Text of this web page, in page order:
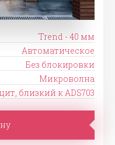
Trend - 40 мм
Автоматическое
Без блокировки
Микроволна
близкий к ADS703